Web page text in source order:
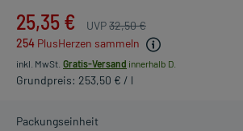
25,35 € UVP32,50 €
254 PlusHerzen sammeln
inkl. MwSt. Gratis-Versand innerhalb D.
Grundpreis: 253,50 € / l
Packungseinheit